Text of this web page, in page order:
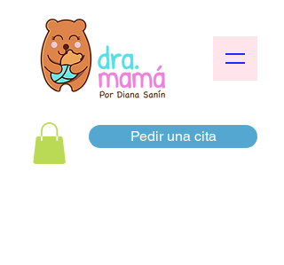
Pedir una cita